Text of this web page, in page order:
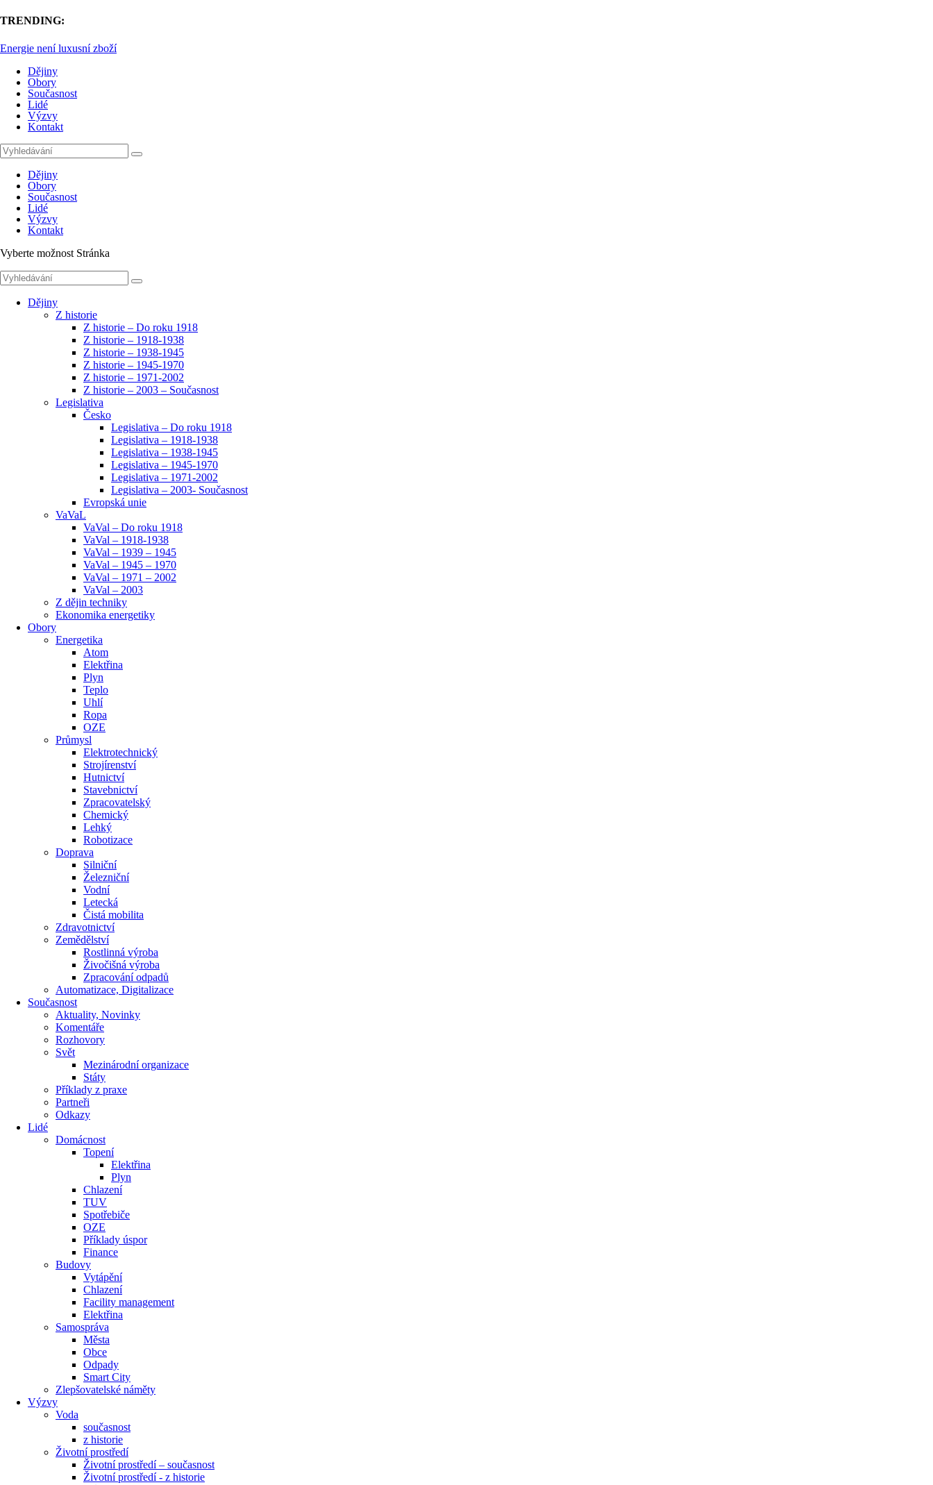
TRENDING:
Dějiny
Obory
Současnost
Lidé
Výzvy
Kontakt
Dějiny
Obory
Současnost
Lidé
Výzvy
Kontakt
Vyberte možnost Stránka
Dějiny
Z historie
Z historie – Do roku 1918
Z historie – 1918-1938
Z historie – 1938-1945
Z historie – 1945-1970
Z historie – 1971-2002
Z historie – 2003 – Současnost
Legislativa
Česko
Legislativa – Do roku 1918
Legislativa – 1918-1938
Legislativa – 1938-1945
Legislativa – 1945-1970
Legislativa – 1971-2002
Legislativa – 2003- Současnost
Evropská unie
VaVaL
VaVal – Do roku 1918
VaVal – 1918-1938
VaVal – 1939 – 1945
VaVal – 1945 – 1970
VaVal – 1971 – 2002
VaVal – 2003
Z dějin techniky
Ekonomika energetiky
Obory
Energetika
Atom
Elektřina
Plyn
Teplo
Uhlí
Ropa
OZE
Průmysl
Elektrotechnický
Strojírenství
Hutnictví
Stavebnictví
Zpracovatelský
Chemický
Lehký
Robotizace
Doprava
Silniční
Železniční
Vodní
Letecká
Čistá mobilita
Zdravotnictví
Zemědělství
Rostlinná výroba
Živočišná výroba
Zpracování odpadů
Automatizace, Digitalizace
Současnost
Aktuality, Novinky
Komentáře
Rozhovory
Svět
Mezinárodní organizace
Státy
Příklady z praxe
Partneři
Odkazy
Lidé
Domácnost
Topení
Elektřina
Plyn
Chlazení
TUV
Spotřebiče
OZE
Příklady úspor
Finance
Budovy
Vytápění
Chlazení
Facility management
Elektřina
Samospráva
Města
Obce
Odpady
Smart City
Zlepšovatelské náměty
Výzvy
Voda
současnost
z historie
Životní prostředí
Životní prostředí – současnost
Životní prostředí ​- z historie